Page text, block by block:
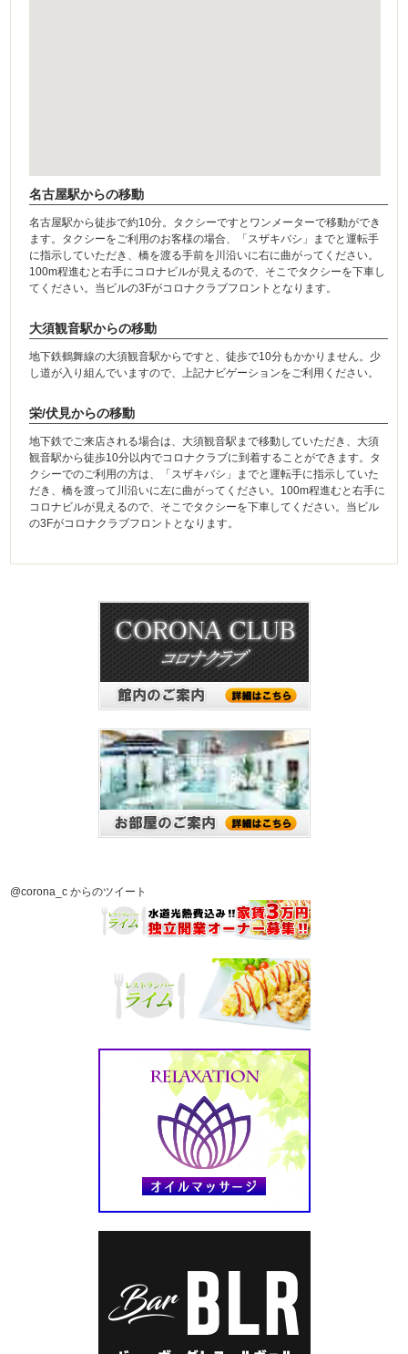
名古屋駅からの移動
名古屋駅から徒歩で約10分。タクシーですとワンメーターで移動ができ
ます。タクシーをご利用のお客様の場合、「スザキバシ」までと運転手
に指示していただき、橋を渡る手前を川沿いに右に曲がってください。
100m程進むと右手にコロナビルが見えるので、そこでタクシーを下車し
てください。当ビルの3Fがコロナクラブフロントとなります。
大須観音駅からの移動
地下鉄鶴舞線の大須観音駅からですと、徒歩で10分もかかりません。少
し道が入り組んでいますので、上記ナビゲーションをご利用ください。
栄/伏見からの移動
地下鉄でご来店される場合は、大須観音駅まで移動していただき、大須
観音駅から徒歩10分以内でコロナクラブに到着することができます。タ
クシーでのご利用の方は、「スザキバシ」までと運転手に指示していた
だき、橋を渡って川沿いに左に曲がってください。100m程進むと右手に
コロナビルが見えるので、そこでタクシーを下車してください。当ビル
の3Fがコロナクラブフロントとなります。
@corona_c からのツイート